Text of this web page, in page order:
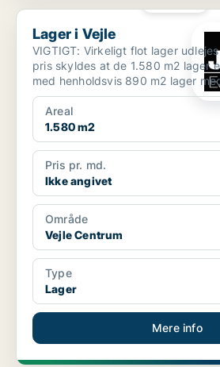
Lager i Vejle
Lager i Vejle
VIGTIGT: Virkeligt flot lager
pris skyldes at de 1.580 m2 lager
med henholdsvis 890 m2 lager
Areal
1.580 m2
Pris pr. md.
Ikke angivet
Område
Vejle Centrum
Type
Lager
Mere info